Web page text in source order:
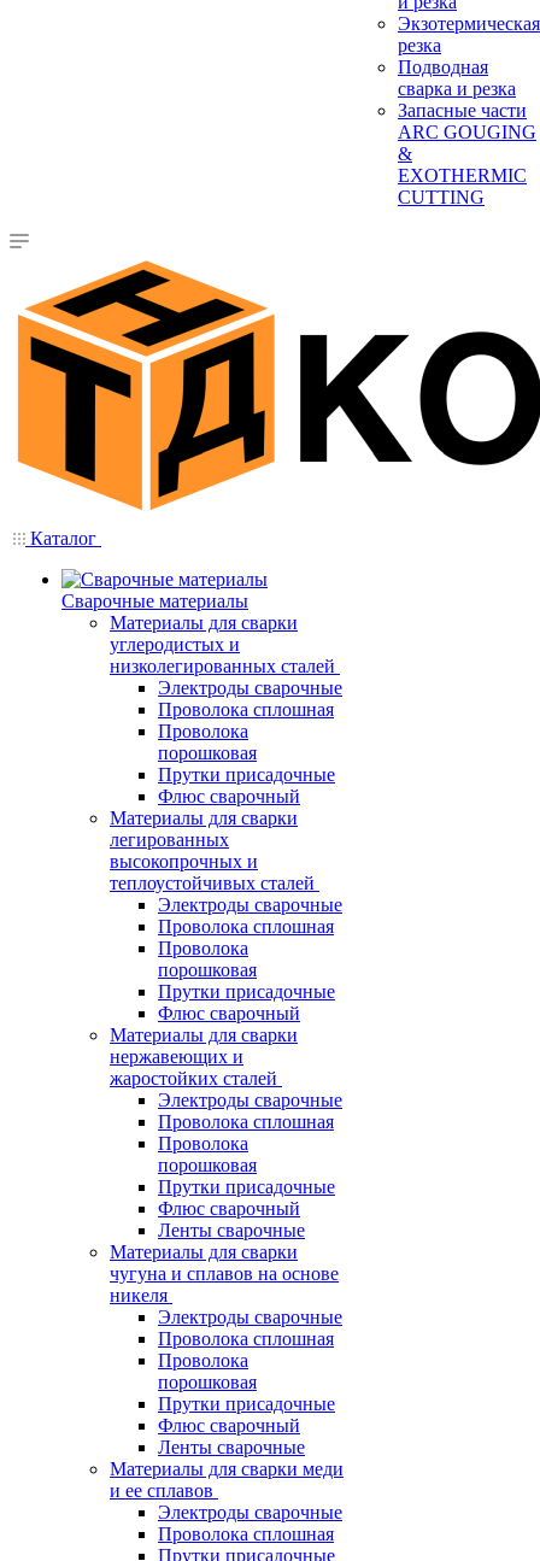
Экзотермическая
резка
Подводная
сварка и резка
Запасные части
ARC GOUGING
&
EXOTHERMIC
CUTTING
Каталог
Сварочные материалы
Материалы для сварки
углеродистых и
низколегированных сталей
Электроды сварочные
Проволока сплошная
Проволока
порошковая
Прутки присадочные
Флюс сварочный
Материалы для сварки
легированных
высокопрочных и
теплоустойчивых сталей
Электроды сварочные
Проволока сплошная
Проволока
порошковая
Прутки присадочные
Флюс сварочный
Материалы для сварки
нержавеющих и
жаростойких сталей
Электроды сварочные
Проволока сплошная
Проволока
порошковая
Прутки присадочные
Флюс сварочный
Ленты сварочные
Материалы для сварки
чугуна и сплавов на основе
никеля
Электроды сварочные
Проволока сплошная
Проволока
порошковая
Прутки присадочные
Флюс сварочный
Ленты сварочные
Материалы для сварки меди
и ее сплавов
Электроды сварочные
Проволока сплошная
Прутки присадочные